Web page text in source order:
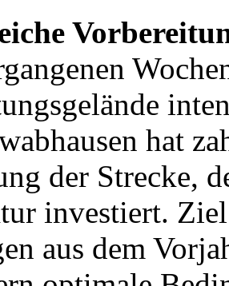
hat
der Strecke,
investiert.
aus dem